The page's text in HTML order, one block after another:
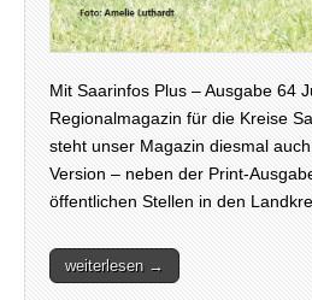
Mit Saarinfos Plus – Ausgabe 64
Regionalmagazin für die Kreise
steht unser Magazin diesmal
Version – neben der Print-
öffentlichen Stellen in den
weiterlesen →